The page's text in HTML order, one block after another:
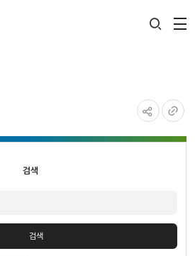
검색
검색